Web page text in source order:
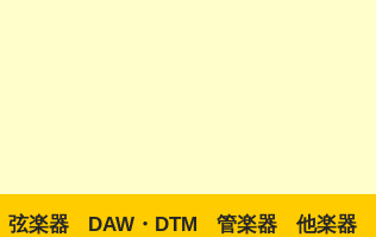
弦楽器 DAW・DTM 管楽器 他楽器